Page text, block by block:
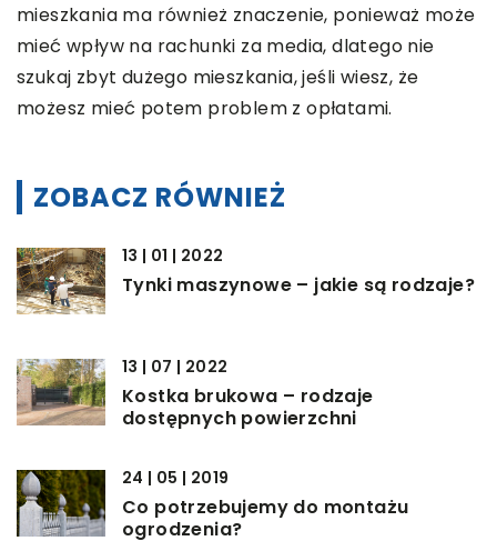
mieszkania ma również znaczenie, ponieważ może
mieć wpływ na rachunki za media, dlatego nie
szukaj zbyt dużego mieszkania, jeśli wiesz, że
możesz mieć potem problem z opłatami.
ZOBACZ RÓWNIEŻ
13 | 01 | 2022
Tynki maszynowe – jakie są rodzaje?
13 | 07 | 2022
Kostka brukowa – rodzaje
dostępnych powierzchni
24 | 05 | 2019
Co potrzebujemy do montażu
ogrodzenia?